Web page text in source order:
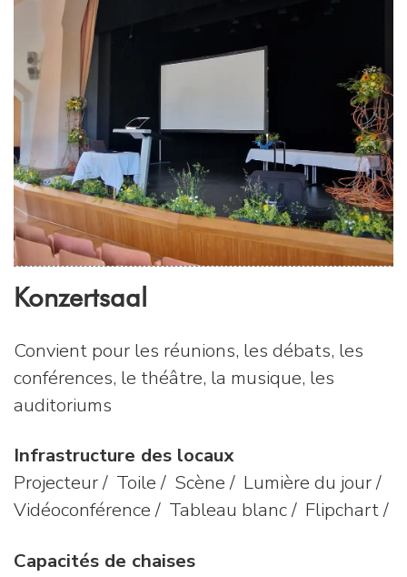
Konzertsaal
Convient pour les réunions, les débats, les
conférences, le théâtre, la musique, les
auditoriums
Infrastructure des locaux
Projecteur / Toile / Scène / Lumière du jour /
Vidéoconférence / Tableau blanc / Flipchart /
Capacités de chaises